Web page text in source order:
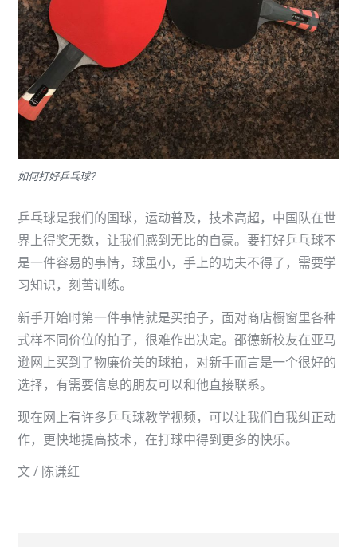
如何打好乒乓球？
乒乓球是我们的国球，运动普及，技术高超，中国队在世
界上得奖无数，让我们感到无比的自豪。要打好乒乓球不
是一件容易的事情，球虽小，手上的功夫不得了，需要学
习知识，刻苦训练。
新手开始时第一件事情就是买拍子，面对商店橱窗里各种
式样不同价位的拍子，很难作出决定。邵德新校友在亚马
逊网上买到了物廉价美的球拍，对新手而言是一个很好的
选择，有需要信息的朋友可以和他直接联系。
现在网上有许多乒乓球教学视频，可以让我们自我纠正动
作，更快地提高技术，在打球中得到更多的快乐。
文 / 陈谦红